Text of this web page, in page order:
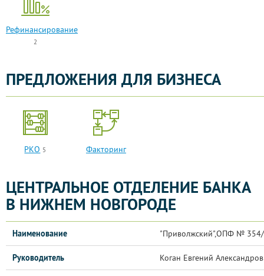
Рефинансирование
2
ПРЕДЛОЖЕНИЯ ДЛЯ БИЗНЕСА
РКО 5 Факторинг
ЦЕНТРАЛЬНОЕ ОТДЕЛЕНИЕ БАНКА
В НИЖНЕМ НОВГОРОДЕ
Наименование "Приволжский",ОПФ №
Руководитель Коган Евгений